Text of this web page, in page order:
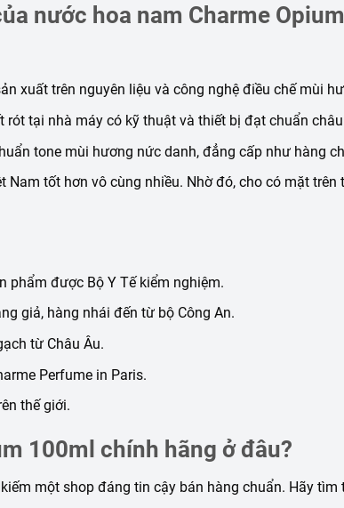
nước hoa nam Charme
xuất trên nguyên liệu và công nghệ điều chế mùi
tại nhà máy có kỹ thuật và thiết bị đạt chuẩn
tone mùi hương nức danh, đẳng cấp như hàng
Nam tốt hơn vô cùng nhiều. Nhờ đó, cho có mặt
phẩm được Bộ Y Tế kiểm nghiệm.
giả, hàng nhái đến từ bộ Công An.
từ Châu Âu.
Perfume in Paris.
thế giới.
100ml chính hãng ở đâu?
một shop đáng tin cậy bán hàng chuẩn. Hãy tìm